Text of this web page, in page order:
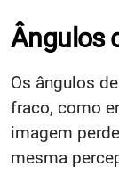
Ângulos
Os ângulos
fraco, como
imagem
mesma